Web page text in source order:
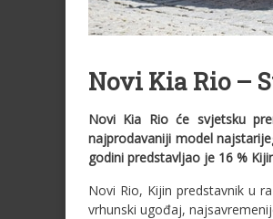
Novi Kia Rio –
Novi Kia Rio će svjetsku
najprodavaniji model
godini predstavljao je 16 %
Novi Rio, Kijin predstavnik u
vrhunski ugođaj,